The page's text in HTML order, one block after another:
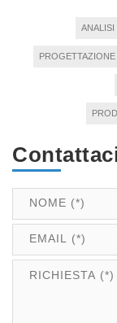
ANALISI
PROGETTAZIONE